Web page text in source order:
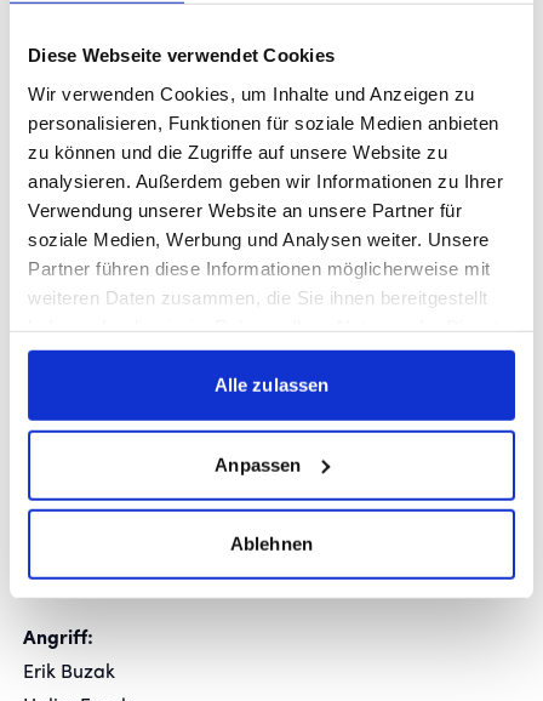
Diese Webseite verwendet Cookies
Wir verwenden Cookies, um Inhalte und Anzeigen zu
personalisieren, Funktionen für soziale Medien anbieten
zu können und die Zugriffe auf unsere Website zu
analysieren. Außerdem geben wir Informationen zu Ihrer
Verwendung unserer Website an unsere Partner für
soziale Medien, Werbung und Analysen weiter. Unsere
Partner führen diese Informationen möglicherweise mit
weiteren Daten zusammen, die Sie ihnen bereitgestellt
gesammelt haben.
Alle zulassen
Anpassen
Ablehnen
Kimi Kerber
Luca Vullo
Erind Zogu
Enrico Krieger
Mittelfeld:
Noah Azizu Anaba
Noah Braun
Marko Pilic
Philipp Seemann
Angriff:
Erik Buzak